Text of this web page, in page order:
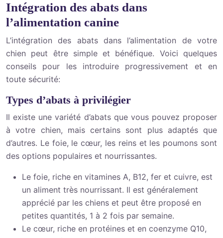
Intégration des abats dans
l’alimentation canine
L’intégration des abats dans l’alimentation de votre
chien peut être simple et bénéfique. Voici quelques
conseils pour les introduire progressivement et en
toute sécurité:
Types d’abats à privilégier
Il existe une variété d’abats que vous pouvez proposer
à votre chien, mais certains sont plus adaptés que
d’autres. Le foie, le cœur, les reins et les poumons sont
des options populaires et nourrissantes.
Le foie, riche en vitamines A, B12, fer et cuivre, est
un aliment très nourrissant. Il est généralement
apprécié par les chiens et peut être proposé en
petites quantités, 1 à 2 fois par semaine.
Le cœur, riche en protéines et en coenzyme Q10,